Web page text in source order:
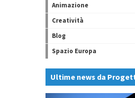
Animazione
Creatività
Blog
Spazio Europa
Ultime news da